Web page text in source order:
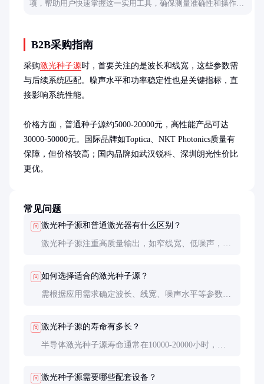
项，帮助用户快速掌握这一实用工具，确保测量准确性和操作安
B2B采购指南
采购激光种子源时，首要关注的是波长和线宽，这些参数需
与后续系统匹配。噪声水平和功率稳定性也是关键指标，直
接影响系统性能。
价格方面，普通种子源约5000-20000元，高性能产品可达
30000-50000元。国际品牌如Toptica、NKT Photonics质量有
保障，但价格较高；国内品牌如武汉锐科、深圳朗光性价比
更优。
常见问题
问 激光种子源和普通激光器有什么区别？
激光种子源注重高质量输出，如窄线宽、低噪声，功
问 如何选择适合的激光种子源？
需根据应用需求确定波长、线宽、噪声水平等参数。
问 激光种子源的寿命有多长？
半导体激光种子源寿命通常在10000-20000小时，固
问 激光种子源需要哪些配套设备？